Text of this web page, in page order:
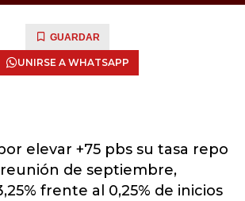
GUARDAR
UNIRSE A WHATSAPP
elevar +75 pbs su tasa repo
de septiembre,
frente al 0,25% de inicios